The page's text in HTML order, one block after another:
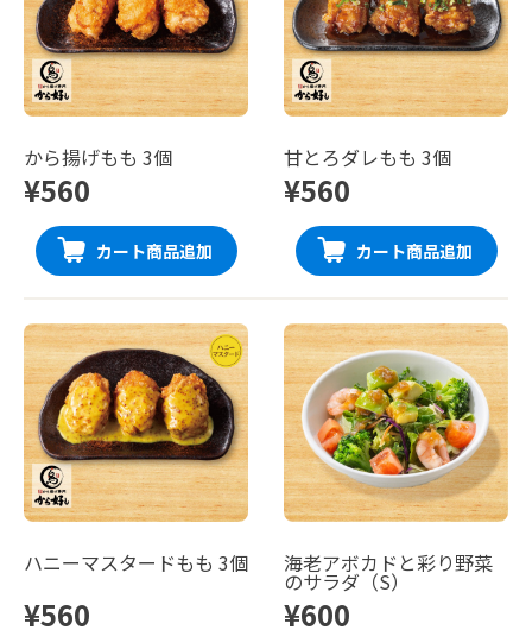
から揚げもも 3個
¥560
カート商品追加
甘とろダレもも 3個
¥560
カート商品追加
ハニーマスタードもも 3個
¥560
海老アボカドと彩り野菜
のサラダ（S）
¥600